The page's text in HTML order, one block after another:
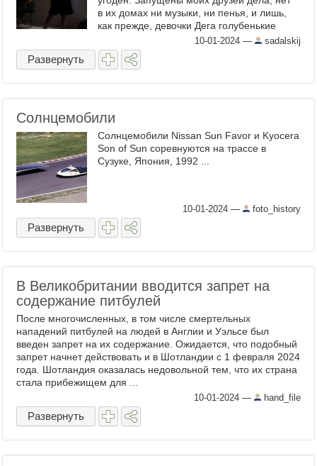
в их домах ни музыки, ни пенья, и лишь,
как прежде, девочки Дега голубенькие
10-01-2024 — sadalskij
Развернуть
Солнцемобили
Солнцемобили Nissan Sun Favor и Kyocera
Son of Sun соревнуются на трассе в
Сузуке, Япония, 1992 ...
10-01-2024 — foto_history
Развернуть
В Великобритании вводится запрет на
содержание питбулей
После многочисленных, в том числе смертельных
нападений питбулей на людей в Англии и Уэльсе был
введен запрет на их содержание. Ожидается, что подобный
запрет начнет действовать и в Шотландии с 1 февраля 2024
года. Шотландия оказалась недовольной тем, что их страна
стала прибежищем для ...
10-01-2024 — hand_file
Развернуть